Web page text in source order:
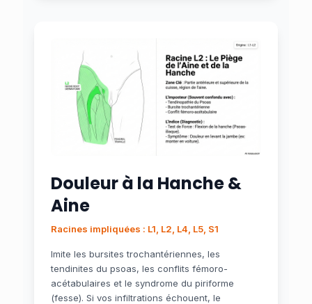
Douleur à la Hanche &
Aine
Racines impliquées : L1, L2, L4, L5, S1
Imite les bursites trochantériennes, les
tendinites du psoas, les conflits fémoro-
acétabulaires et le syndrome du piriforme
(fesse). Si vos infiltrations échouent, le